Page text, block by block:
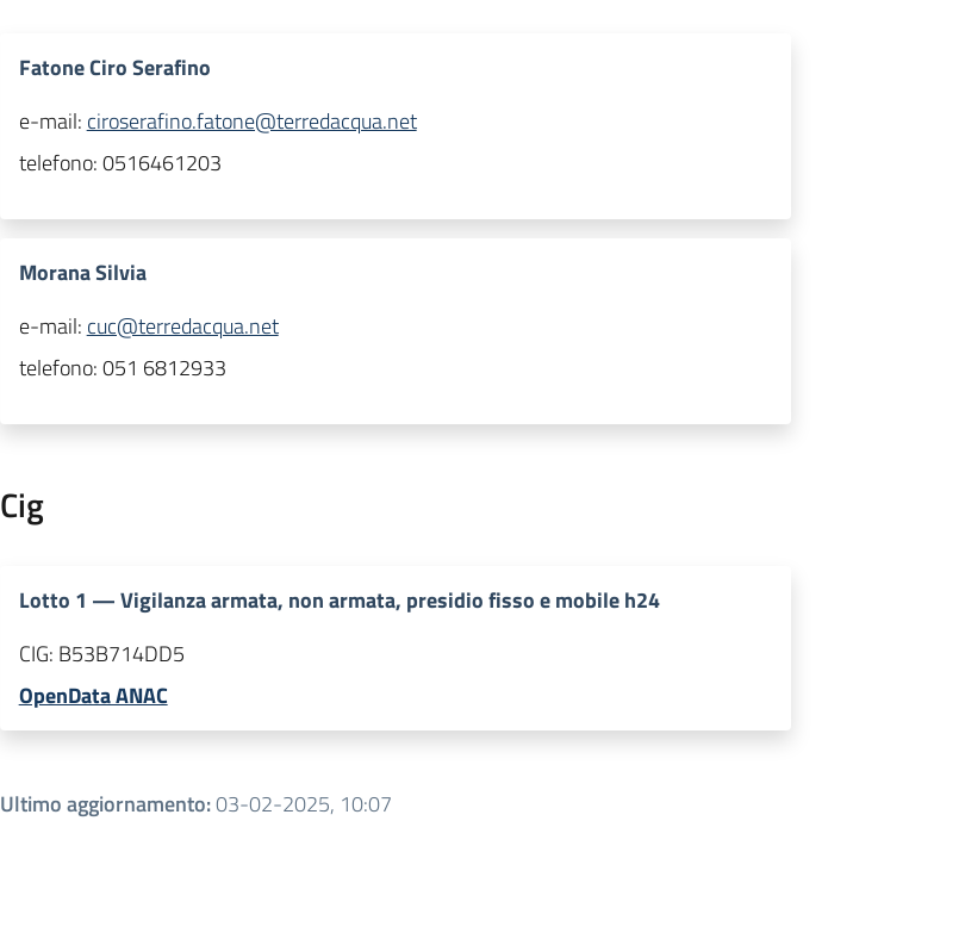
Fatone Ciro Serafino
e-mail: ciroserafino.fatone@terredacqua.net
telefono:0516461203
Morana Silvia
e-mail: cuc@terredacqua.net
telefono:051 6812933
Cig
Lotto 1 —Vigilanza armata, non armata, presidio fisso e mobile h24
CIG: B53B714DD5
OpenData ANAC
Ultimo aggiornamento:03-02-2025, 10:07